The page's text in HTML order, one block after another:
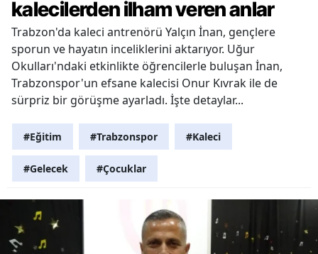
kalecilerden ilham veren anlar
Trabzon'da kaleci antrenörü Yalçın İnan, gençlere
sporun ve hayatın inceliklerini aktarıyor. Uğur
Okulları'ndaki etkinlikte öğrencilerle buluşan İnan,
Trabzonspor'un efsane kalecisi Onur Kıvrak ile de
sürpriz bir görüşme ayarladı. İşte detaylar...
#Eğitim #Trabzonspor #Kaleci
#Gelecek #Çocuklar